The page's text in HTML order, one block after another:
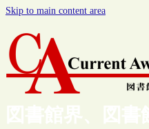
Skip to main content area
図書館界、図